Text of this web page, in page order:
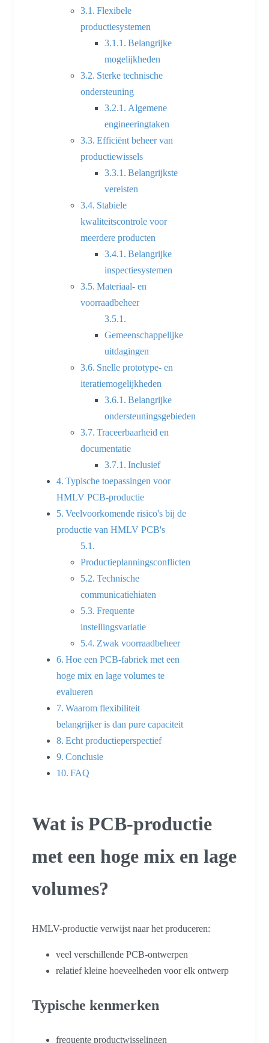
Flexibele
productiesystemen
Belangrijke
mogelijkheden
Sterke technische
ondersteuning
Algemene
engineeringtaken
Efficiënt beheer van
productiewissels
Belangrijkste
vereisten
Stabiele
kwaliteitscontrole voor
meerdere producten
Belangrijke
inspectiesystemen
Materiaal- en
voorraadbeheer
Gemeenschappelijke
uitdagingen
Snelle prototype- en
iteratiemogelijkheden
Belangrijke
ondersteuningsgebieden
Traceerbaarheid en
documentatie
Inclusief
Typische toepassingen voor
HMLV PCB-productie
Veelvoorkomende risico's bij de
productie van HMLV PCB's
Productieplanningsconflicten
Technische
communicatiehiaten
Frequente
instellingsvariatie
Zwak voorraadbeheer
Hoe een PCB-fabriek met een
hoge mix en lage volumes te
evalueren
Waarom flexibiliteit
belangrijker is dan pure capaciteit
Echt productieperspectief
Conclusie
FAQ
Wat is PCB-productie
met een hoge mix en lage
volumes?
HMLV-productie verwijst naar het produceren:
veel verschillende PCB-ontwerpen
relatief kleine hoeveelheden voor elk ontwerp
Typische kenmerken
frequente productwisselingen